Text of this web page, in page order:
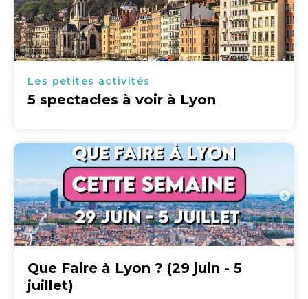
Les petites activités
5 spectacles à voir à Lyon
Que Faire à Lyon ? (29 juin - 5
juillet)